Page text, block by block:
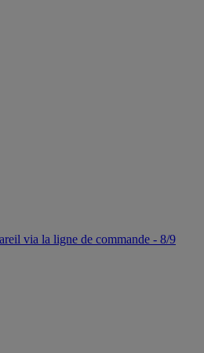
via la ligne de commande - 8/9